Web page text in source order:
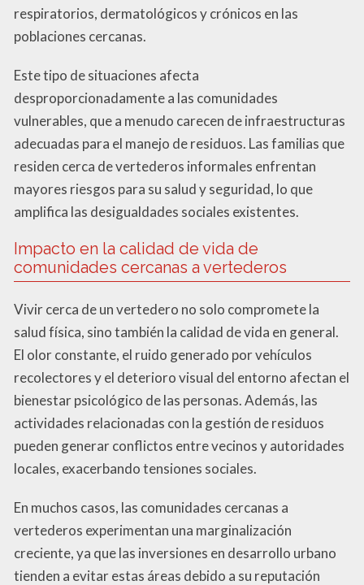
respiratorios, dermatológicos y crónicos en las
poblaciones cercanas.
Este tipo de situaciones afecta
desproporcionadamente a las comunidades
vulnerables, que a menudo carecen de infraestructuras
adecuadas para el manejo de residuos. Las familias que
residen cerca de vertederos informales enfrentan
mayores riesgos para su salud y seguridad, lo que
amplifica las desigualdades sociales existentes.
Impacto en la calidad de vida de
comunidades cercanas a vertederos
Vivir cerca de un vertedero no solo compromete la
salud física, sino también la calidad de vida en general.
El olor constante, el ruido generado por vehículos
recolectores y el deterioro visual del entorno afectan el
bienestar psicológico de las personas. Además, las
actividades relacionadas con la gestión de residuos
pueden generar conflictos entre vecinos y autoridades
locales, exacerbando tensiones sociales.
En muchos casos, las comunidades cercanas a
vertederos experimentan una marginalización
creciente, ya que las inversiones en desarrollo urbano
tienden a evitar estas áreas debido a su reputación